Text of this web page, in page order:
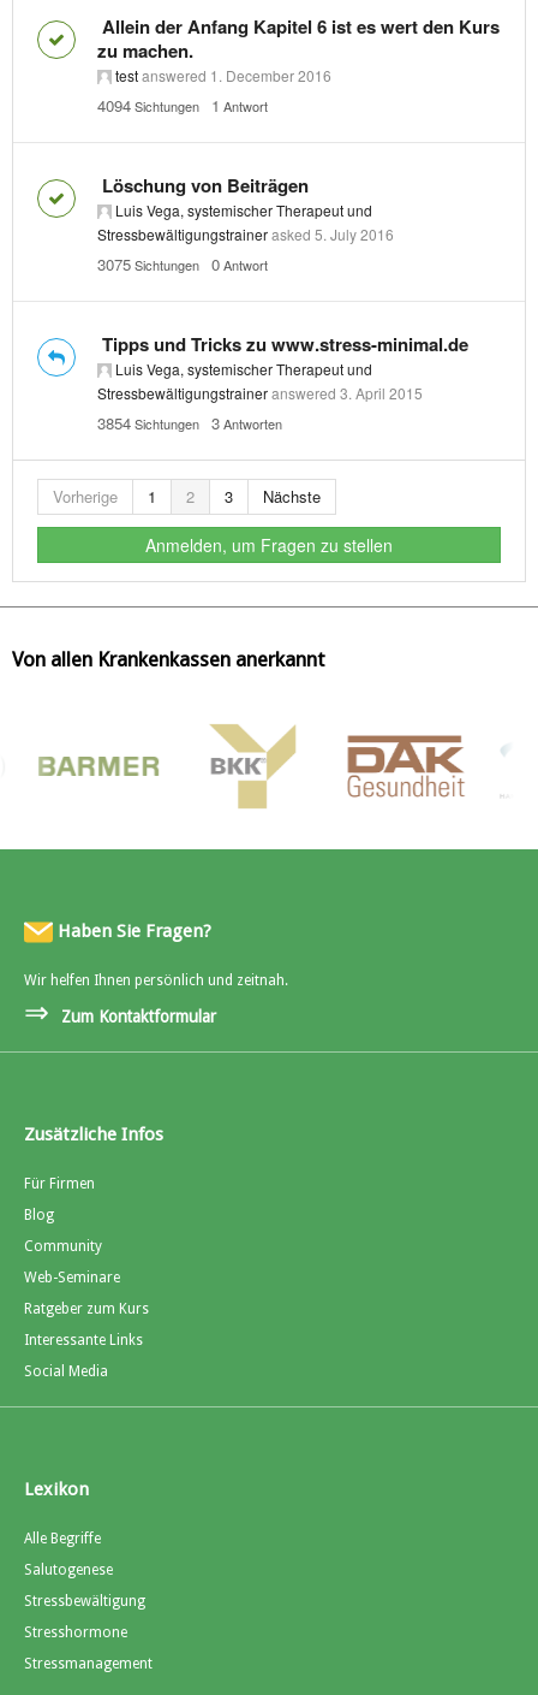
Allein der Anfang Kapitel 6 ist es wert den Kurs
zu machen.
testanswered 1. December 2016
4094Sichtungen 1 Antwort
Löschung von Beiträgen
Luis Vega, systemischer Therapeut und
Stressbewältigungstrainerasked 5. July 2016
3075Sichtungen 0Antwort
Tipps und Tricks zu www.stress-minimal.de
Luis Vega, systemischer Therapeut und
Stressbewältigungstraineranswered 3. April 2015
3854Sichtungen 3Antworten
Vorherige 1 2 3 Nächste
Anmelden, um Fragen zu stellen
Von allen Krankenkassen anerkannt
Haben Sie Fragen?
Wir helfen Ihnen persönlich und zeitnah.
⇒ Zum Kontaktformular
Zusätzliche Infos
Für Firmen
Blog
Community
Web-Seminare
Ratgeber zum Kurs
Interessante Links
Social Media
Lexikon
Alle Begriffe
Salutogenese
Stressbewältigung
Stresshormone
Stressmanagement